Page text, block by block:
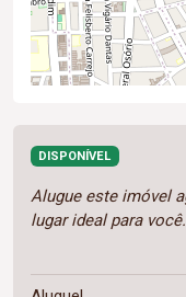
DISPONÍVEL
Alugue este imóvel
lugar ideal para você.